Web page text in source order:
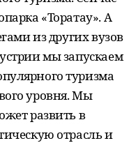
«Торатау». А
из других вузов
мы запускаем
туризма
уровня. Мы
развить в
отрасль и